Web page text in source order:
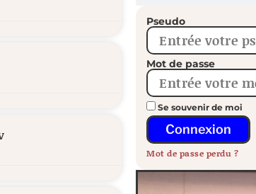
Pseudo
Mot de passe
Se souvenir de moi
Connexion
Mot de passe perdu ?